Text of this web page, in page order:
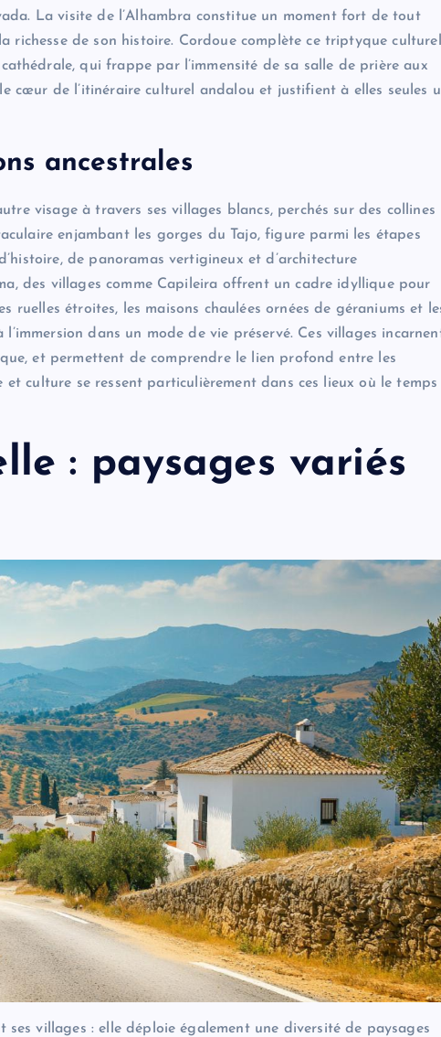
La visite de l’Alhambra constitue un moment fort de tout
de son histoire. Cordoue complète ce triptyque culturel
qui frappe par l’immensité de sa salle de prière aux
cœur de l’itinéraire culturel andalou et justifient à elles seules
ancestrales
visage à travers ses villages blancs, perchés sur des collines
enjambant les gorges du Tajo, figure parmi les étapes
de panoramas vertigineux et d’architecture
des villages comme Capileira offrent un cadre idyllique pour
ruelles étroites, les maisons chaulées ornées de géraniums et
dans un mode de vie préservé. Ces villages
et permettent de comprendre le lien profond entre les
culture se ressent particulièrement dans ces lieux où le temps
: paysages variés
ses villages : elle déploie également une diversité de paysages